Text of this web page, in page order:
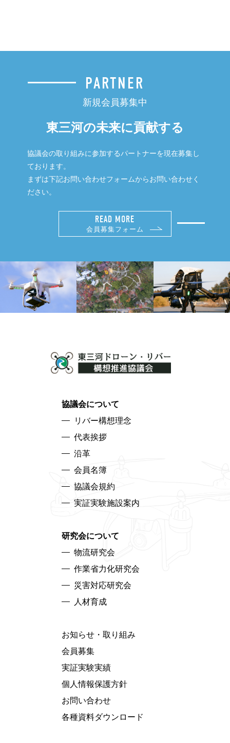
PARTNER
新規会員募集中
東三河の未来に貢献する
協議会の取り組みに参加するパートナーを現在募集し
ております。
まずは下記お問い合わせフォームからお問い合わせく
ださい。
READ MORE
会員募集フォーム
協議会について
リバー構想理念
代表挨拶
沿革
会員名簿
協議会規約
実証実験施設案内
研究会について
物流研究会
作業省力化研究会
災害対応研究会
人材育成
お知らせ・取り組み
会員募集
実証実験実績
個人情報保護方針
お問い合わせ
各種資料ダウンロード